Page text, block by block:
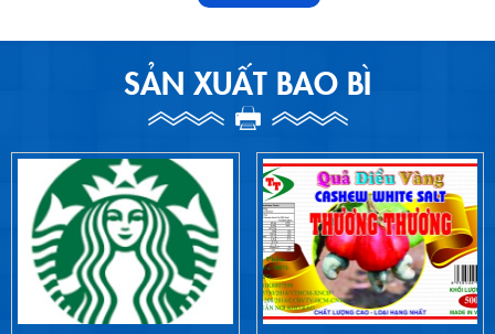
SẢN XUẤT BAO BÌ